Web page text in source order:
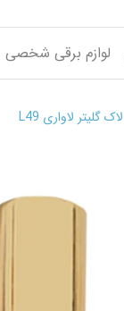
لوازم برقی شخصی
لاک گلیتر لاواری L49